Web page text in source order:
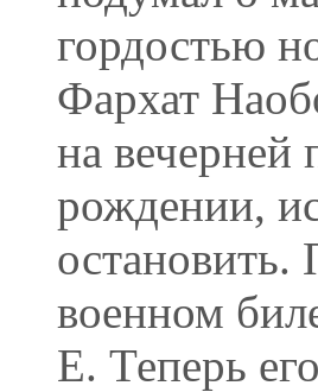
гордостью
Фархат
на вечерней
рождении,
остановить.
военном
Е. Теперь